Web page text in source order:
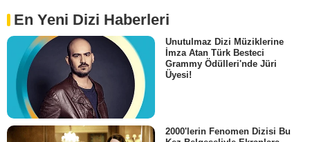
En Yeni Dizi Haberleri
Unutulmaz Dizi Müziklerine
İmza Atan Türk Besteci
Grammy Ödülleri'nde Jüri
Üyesi!
2000'lerin Fenomen Dizisi Bu